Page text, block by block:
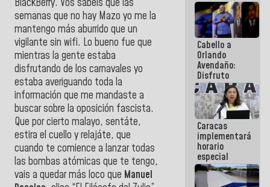
BlackBerry. Vos sabéis que las
semanas que no hay Mazo yo me la
mantengo más aburrido que un
vigilante sin wifi. Lo bueno fue que
mientras la gente estaba
disfrutando de los carnavales yo
estaba averiguando toda la
información que me mandaste a
buscar sobre la oposición fascista.
Que por cierto malayo, sentáte,
estira el cuello y relajáte, que
cuando te comience a lanzar todas
las bombas atómicas que te tengo,
vais a quedar más loco que Manuel
Cabello a
Orlando
Avendaño:
Disfruto
cada vez
que escribes
porque lo
que haces
es
embarrarla
Caracas
implementará
horario
especial
para
adaptarse